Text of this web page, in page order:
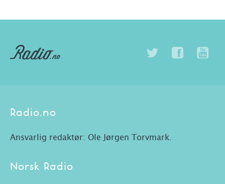
Radio.no
Ansvarlig redaktør: Ole Jørgen Torvmark.
Norsk Radio